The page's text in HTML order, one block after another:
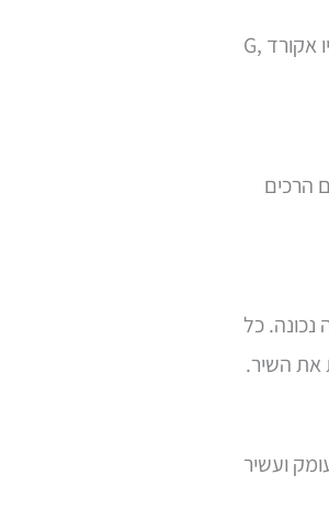
– השיר מתבסס על אקורדים פשוטים שניתן ללמוד ולשחק איתם כדי ליצור אווירה מרגשת. בין האקורדים שתלמדו יהיו אקורד G,
הרכים
נכונה. כל
את השיר.
ועשיר